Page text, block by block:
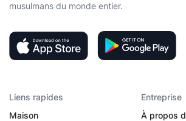
musulmans du monde entier.
Liens rapides
Maison
Entreprise
À propos